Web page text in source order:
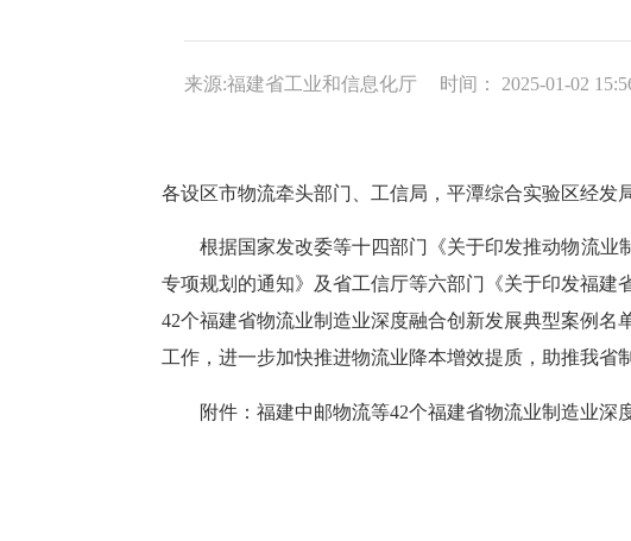
来源:福建省工业和信息化厅 时间： 2025-01-02
各设区市物流牵头部门、工信局，平潭综合实验区经发
根据国家发改委等十四部门《关于印发推动物流业
专项规划的通知》及省工信厅等六部门《关于印发福
42个福建省物流业制造业深度融合创新发展典型案例
工作，进一步加快推进物流业降本增效提质，助推我省
附件：福建中邮物流等42个福建省物流业制造业深